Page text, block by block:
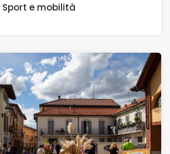
Sport e mobilità